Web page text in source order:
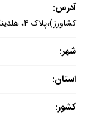
آدرس:
کشاورز)،پلاک 4، هلدینگ فناوری نگاه
شهر:
استان:
کشور: